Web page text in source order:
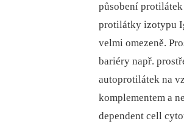
působení
protilátky izotypu
velmi omezeně.
bariéry např.
autoprotilátek na
komplementem a
dependent cell